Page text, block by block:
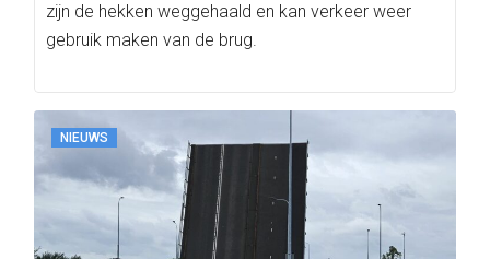
zijn de hekken weggehaald en kan verkeer weer
gebruik maken van de brug.
NIEUWS